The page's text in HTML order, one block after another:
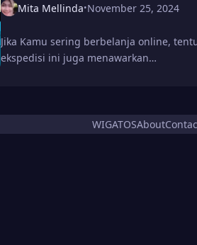
Mita Mellinda•November 25, 2024
Jika Kamu sering berbelanja online,
ekspedisi ini juga menawarkan…
WIGATOSAbout